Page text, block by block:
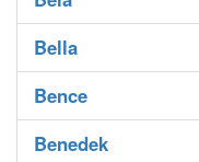
Bella
Bence
Benedek